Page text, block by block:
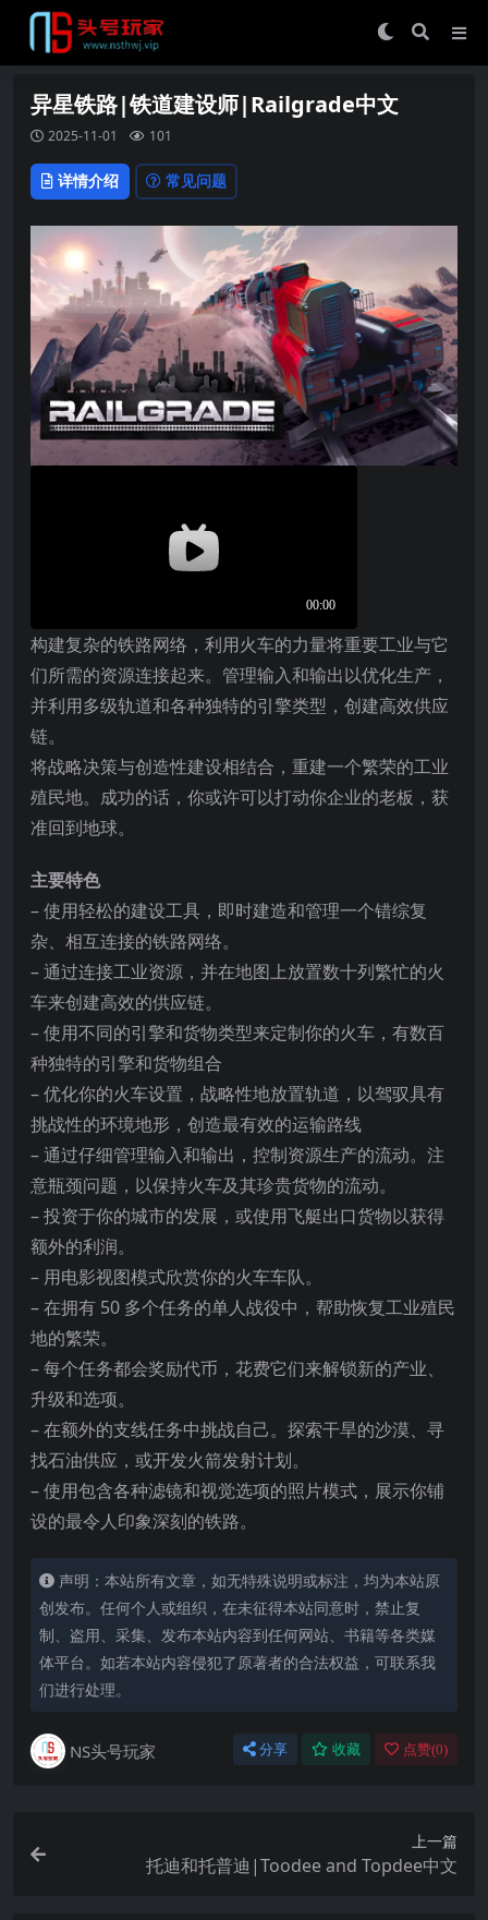
异星铁路|铁道建设师|Railgrade中文
2025-11-01 101
详情介绍 常见问题
构建复杂的铁路网络，利用火车的力量将重要工业与它
们所需的资源连接起来。管理输入和输出以优化生产，
并利用多级轨道和各种独特的引擎类型，创建高效供应
链。
将战略决策与创造性建设相结合，重建一个繁荣的工业
殖民地。成功的话，你或许可以打动你企业的老板，获
准回到地球。
主要特色
– 使用轻松的建设工具，即时建造和管理一个错综复
杂、相互连接的铁路网络。
– 通过连接工业资源，并在地图上放置数十列繁忙的火
车来创建高效的供应链。
– 使用不同的引擎和货物类型来定制你的火车，有数百
种独特的引擎和货物组合
– 优化你的火车设置，战略性地放置轨道，以驾驭具有
挑战性的环境地形，创造最有效的运输路线
– 通过仔细管理输入和输出，控制资源生产的流动。注
意瓶颈问题，以保持火车及其珍贵货物的流动。
– 投资于你的城市的发展，或使用飞艇出口货物以获得
额外的利润。
– 用电影视图模式欣赏你的火车车队。
– 在拥有 50 多个任务的单人战役中，帮助恢复工业殖民
地的繁荣。
– 每个任务都会奖励代币，花费它们来解锁新的产业、
升级和选项。
– 在额外的支线任务中挑战自己。探索干旱的沙漠、寻
找石油供应，或开发火箭发射计划。
– 使用包含各种滤镜和视觉选项的照片模式，展示你铺
设的最令人印象深刻的铁路。
声明：本站所有文章，如无特殊说明或标注，均为本站原
创发布。任何个人或组织，在未征得本站同意时，禁止复
制、盗用、采集、发布本站内容到任何网站、书籍等各类媒
体平台。如若本站内容侵犯了原著者的合法权益，可联系我
们进行处理。
NS头号玩家 分享 收藏 点赞(0)
上一篇
托迪和托普迪|Toodee and Topdee中文